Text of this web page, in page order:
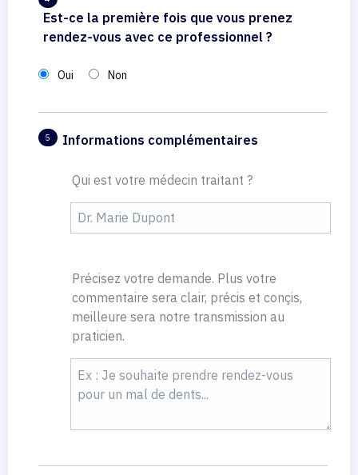
Est-ce la première fois que vous prenez
rendez-vous avec ce professionnel ?
Oui Non
5 Informations complémentaires
Qui est votre médecin traitant ?
Précisez votre demande. Plus votre
commentaire sera clair, précis et conçis,
meilleure sera notre transmission au
praticien.